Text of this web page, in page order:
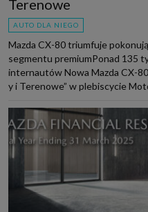
Terenowe
AUTO DLA NIEGO
Mazda CX-80 triumfuje
segmentu premiumPonad 135
internautów Nowa Mazda CX-
y i Terenowe” w plebiscycie